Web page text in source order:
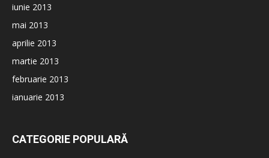
iunie 2013
mai 2013
aprilie 2013
martie 2013
februarie 2013
ianuarie 2013
CATEGORIE POPULARĂ